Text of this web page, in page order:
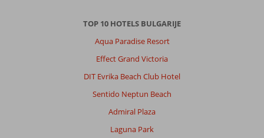
TOP 10 HOTELS BULGARIJE
Aqua Paradise Resort
Effect Grand Victoria
DIT Evrika Beach Club Hotel
Sentido Neptun Beach
Admiral Plaza
Laguna Park